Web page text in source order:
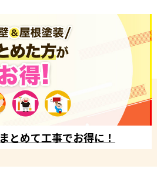
とめて工事でお得に！